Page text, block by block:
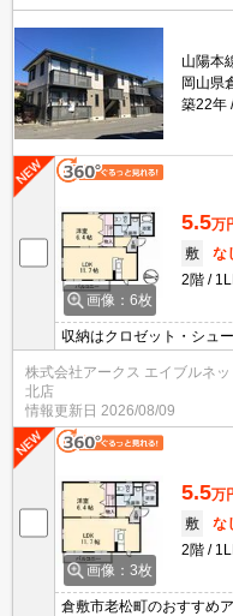
山陽本
岡山県
築22年
画像：6枚
5.5万
敷
な
2階
収納はクロゼット・シュ
を利用することも可能で
度を整えられる独立洗面
ーホンで訪問者の顔を確
ります。駐車場があり、
株式会社アークス エイブルネ
北店
情報更新日 2026/08/09
画像：3枚
5.5万
敷
な
2階
倉敷市老松町のおすすめ